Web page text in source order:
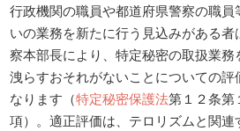
行政機関の職員や都道府県警察の職
いの業務を新たに行う見込みがある
察本部長により、特定秘密の取扱業
洩らすおそれがないことについての
なります（特定秘密保護法第１２条第
項）。適正評価は、テロリズムと関